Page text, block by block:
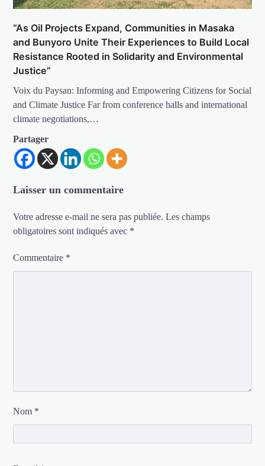
“As Oil Projects Expand, Communities in Masaka
and Bunyoro Unite Their Experiences to Build Local
Resistance Rooted in Solidarity and Environmental
Justice”
Voix du Paysan: Informing and Empowering Citizens for Social
and Climate Justice Far from conference halls and international
climate negotiations,…
Partager
Laisser un commentaire
Votre adresse e-mail ne sera pas publiée. Les champs
obligatoires sont indiqués avec *
Commentaire *
Nom *